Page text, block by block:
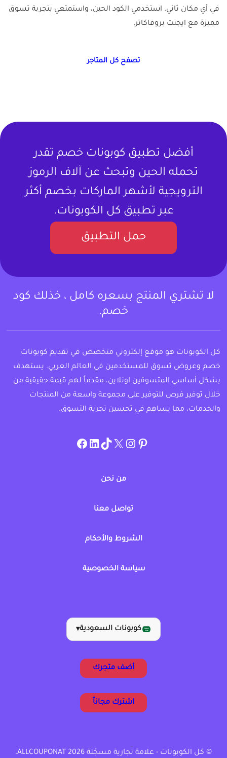
في أي مكان ثاني. استخدمي الكود الحين، واستمتعي بتجربة تسوق
مميزة مع ايجنت بروفاكاتر.
تصفح كل المتاجر
أفضل تطبيق كوبونات خصم تقدر
تحمله الحين وتبحث عن آلاف الرموز
الترويجية لأشهر الماركات بخصم أكثر
عبر تطبيق كل الكوبونات.
حمل التطبيق
لا تشتري المنتج بسعره كامل ، خذلك كود
خصم.
كل الكوبونات هو موقع إلكتروني متخصص في تقديم كوبونات
خصم وعروض تسوق للمستخدمين في العالم العربي. يستهدف
بشكل أساسي المتسوقين اونلاين، مقدماً لهم قيمة حقيقية من
خلال توفير فرص للتوفير على مجموعة واسعة من المنتجات
والخدمات، مما يساهم في تحسين تجربة التسوق.
pinterest
allcouponat
twitter
TikTok
linkedin
facebook
من نحن
تواصل معنا
الشروط والأحكام
سياسة الخصوصية
كوبونات السعودية▾
أضف متجرك
اشترك مجاناً
© كل الكوبونات - علامة تجارية مسجّلة ALLCOUPONAT 2026.